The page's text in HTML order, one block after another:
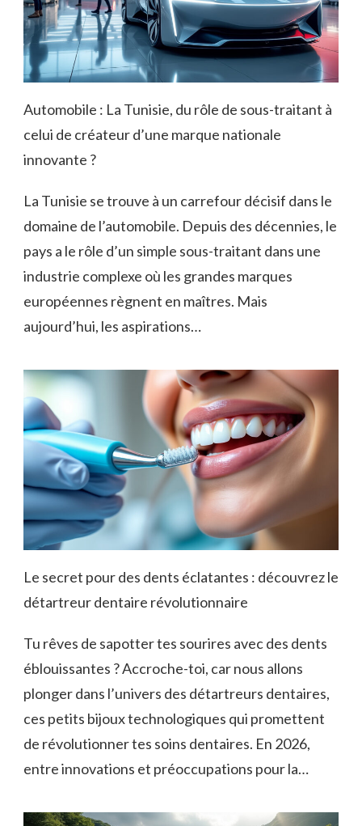
Automobile : La Tunisie, du rôle de sous-traitant à
celui de créateur d’une marque nationale
innovante ?
La Tunisie se trouve à un carrefour décisif dans le
domaine de l’automobile. Depuis des décennies, le
pays a le rôle d’un simple sous-traitant dans une
industrie complexe où les grandes marques
européennes règnent en maîtres. Mais
aujourd’hui, les aspirations…
Le secret pour des dents éclatantes : découvrez le
détartreur dentaire révolutionnaire
Tu rêves de sapotter tes sourires avec des dents
éblouissantes ? Accroche-toi, car nous allons
plonger dans l’univers des détartreurs dentaires,
ces petits bijoux technologiques qui promettent
de révolutionner tes soins dentaires. En 2026,
entre innovations et préoccupations pour la…